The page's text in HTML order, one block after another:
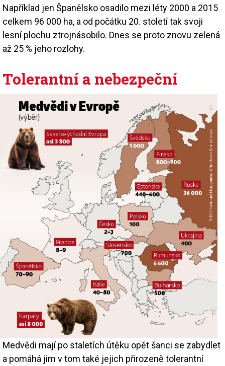
Například jen Španělsko osadilo mezi léty 2000 a 2015
celkem 96 000 ha, a od počátku 20. století tak svoji
lesní plochu ztrojnásobilo. Dnes se proto znovu zelená
až 25 % jeho rozlohy.
Tolerantní a nebezpeční
Medvědi mají po staletích útěku opět šanci se zabydlet
a pomáhá jim v tom také jejich přirozeně tolerantní